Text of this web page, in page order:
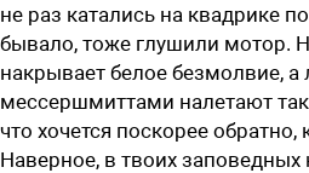
не раз катались на квадрике
бывало, тоже глушили мотор.
накрывает белое безмолвие,
мессершмиттами налетают
что хочется поскорее обратно,
Наверное, в твоих заповедных